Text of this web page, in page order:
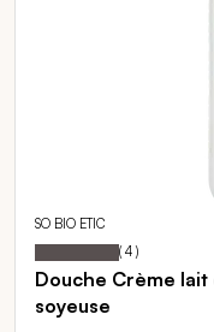
SO BIO ETIC
Notation: 100
% of
( 4 )
Douche Crème lait
soyeuse